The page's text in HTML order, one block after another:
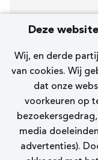
Deze
Wij, en derde
van cookies. Wij
dat onze
voorkeuren op
media
advertenties).
Nelson
0 - 12 uur
Bekijk